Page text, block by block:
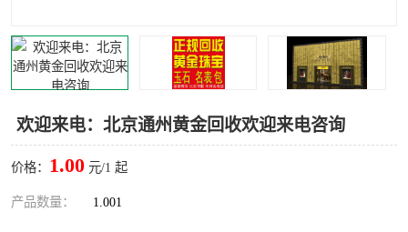
欢迎来电：北京通州黄金回收欢迎来电咨询
价格： 1.00 元/1 起
产品数量： 1.001